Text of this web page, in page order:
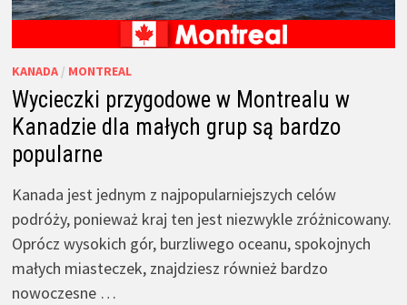
KANADA/ MONTREAL
Wycieczki przygodowe w Montrealu w
Kanadzie dla małych grup są bardzo
popularne
Kanada jest jednym z najpopularniejszych celów
podróży, ponieważ kraj ten jest niezwykle zróżnicowany.
Oprócz wysokich gór, burzliwego oceanu, spokojnych
małych miasteczek, znajdziesz również bardzo
nowoczesne …